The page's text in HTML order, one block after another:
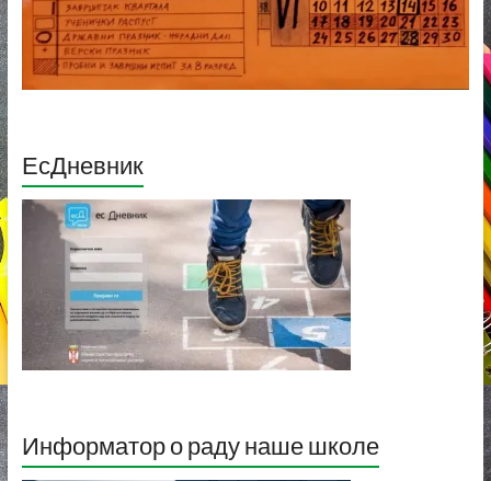
ЕсДневник
Информатор о раду наше школе